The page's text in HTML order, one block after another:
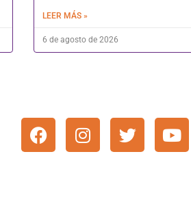
LEER MÁS »
6 de agosto de 2026